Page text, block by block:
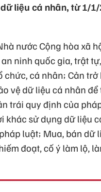
liệu cá nhân, từ 1/
nước Cộng hòa xã
ninh quốc gia, trật
cá nhân; Cản
vệ dữ liệu cá nhân
trái quy định của
khác sử dụng dữ liệu
luật; Mua, bán dữ
đoạt, cố ý làm lộ,